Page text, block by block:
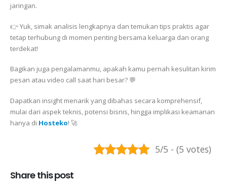
jaringan.
👉 Yuk, simak analisis lengkapnya dan temukan tips praktis agar
tetap terhubung di momen penting bersama keluarga dan orang
terdekat!
Bagikan juga pengalamanmu, apakah kamu pernah kesulitan kirim
pesan atau video call saat hari besar? 💬
Dapatkan insight menarik yang dibahas secara komprehensif,
mulai dari aspek teknis, potensi bisnis, hingga implikasi keamanan
hanya di Hosteko! 🚀
5/5 - (5 votes)
Share this post